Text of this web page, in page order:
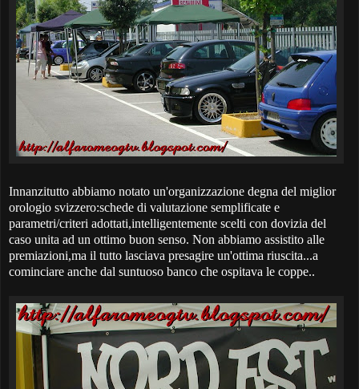
Innanzitutto abbiamo notato un'organizzazione degna del miglior
orologio svizzero:schede di valutazione semplificate e
parametri/criteri adottati,intelligentemente scelti con dovizia del
caso unita ad un ottimo buon senso. Non abbiamo assistito alle
premiazioni,ma il tutto lasciava presagire un'ottima riuscita...a
cominciare anche dal suntuoso banco che ospitava le coppe..